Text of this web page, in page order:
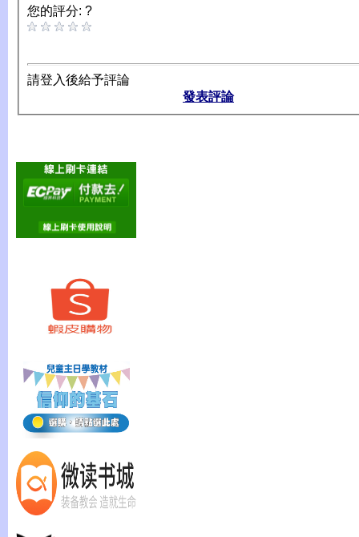
您的評分: ?
請登入後給予評論
發表評論